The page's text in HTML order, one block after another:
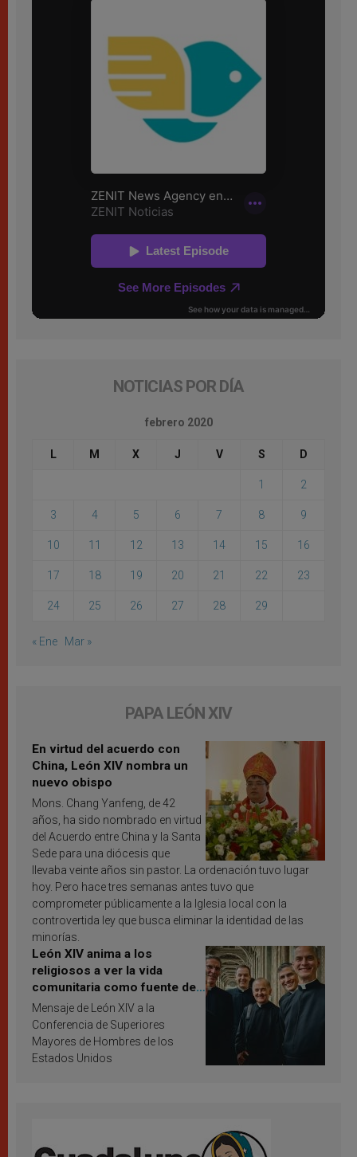
NOTICIAS POR DÍA
febrero 2020
L M X J V S D
1 2
3 4 5 6 7 8 9
10 11 12 13 14 15 16
17 18 19 20 21 22 23
24 25 26 27 28 29
« Ene Mar »
PAPA LEÓN XIV
En virtud del acuerdo con
China, León XIV nombra un
nuevo obispo
Mons. Chang Yanfeng, de 42
años, ha sido nombrado en virtud
del Acuerdo entre China y la Santa
Sede para una diócesis que
llevaba veinte años sin pastor. La ordenación tuvo lugar
hoy. Pero hace tres semanas antes tuvo que
comprometer públicamente a la Iglesia local con la
controvertida ley que busca eliminar la identidad de las
minorías.
León XIV anima a los
religiosos a ver la vida
comunitaria como fuente de
inspiración y santificación
Mensaje de León XIV a la
Conferencia de Superiores
Mayores de Hombres de los
Estados Unidos